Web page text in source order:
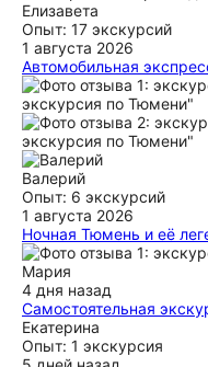
Елизавета
Опыт: 17 экскурсий
1 августа 2026
Автомобильная
Отличная экскурсия по
очень много знает,
юмором и здоровым
на все вопросы и мы
и современных гипотез.
проведенное время и
ещё
Валерий
Опыт: 6 экскурсий
1 августа 2026
Ночная Тюмень и её
Станислав отличный
проведению экскурсии.
уменее подать
годового перерыва
ещё
Мария
4 дня назад
Самостоятельная
Прекрасная
такого формата и...
Екатерина
Опыт: 1 экскурсия